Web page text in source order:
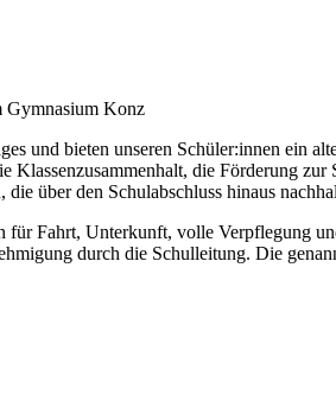
Gymnasium Konz
und bieten unseren Schüler:innen ein
die Förderung
über den Schulabschluss hinaus
Fahrt, Unterkunft, volle Verpflegung
durch die Schulleitung. Die